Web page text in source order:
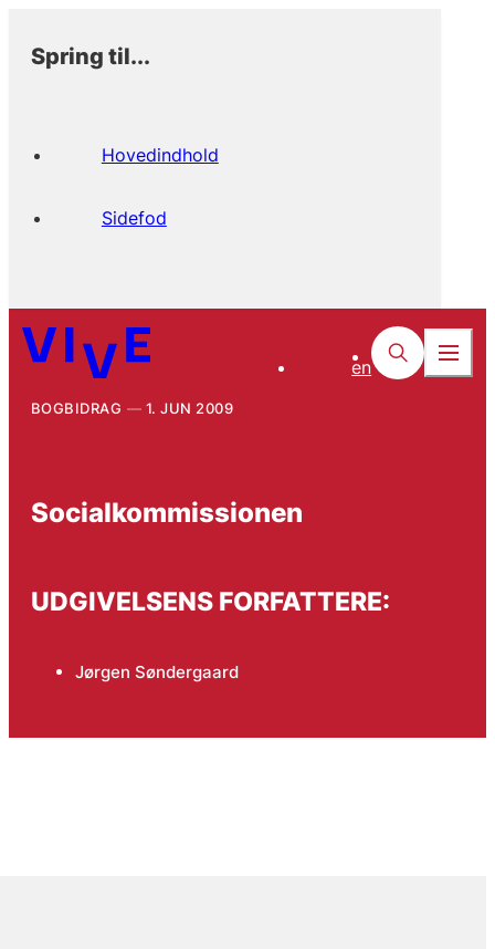
Spring til...
Hovedindhold
Sidefod
en
BOGBIDRAG 1. JUN 2009
Socialkommissionen
UDGIVELSENS FORFATTERE:
Jørgen Søndergaard